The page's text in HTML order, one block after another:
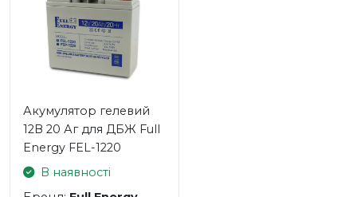
Акумулятор гелевий
12В 20 Аг для ДБЖ Full
Energy FEL-1220
В наявності